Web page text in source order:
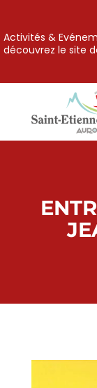
Activités &
découvrez le site